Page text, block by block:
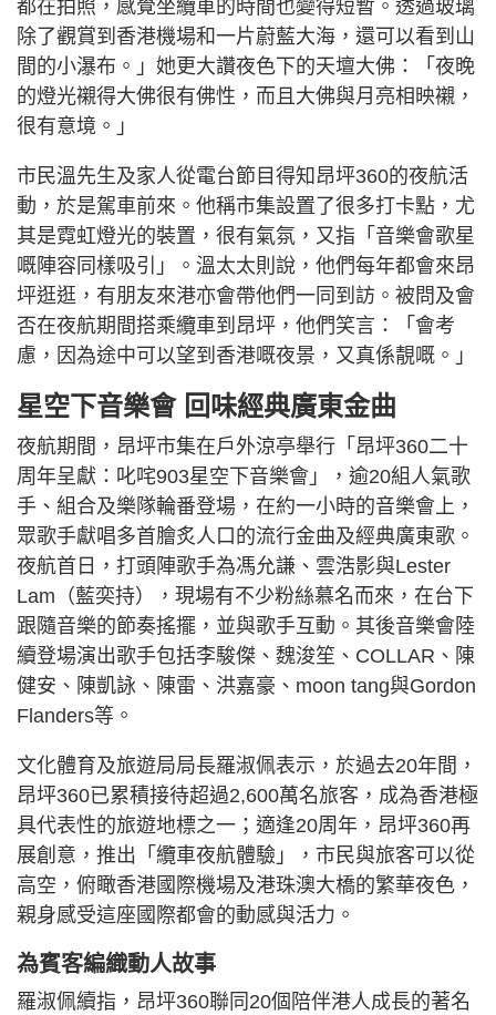
都在拍照，感覺坐纜車的時間也變得短暫。透過玻璃
除了觀賞到香港機場和一片蔚藍大海，還可以看到山
間的小瀑布。」她更大讚夜色下的天壇大佛：「夜晚
的燈光襯得大佛很有佛性，而且大佛與月亮相映襯，
很有意境。」
市民溫先生及家人從電台節目得知昂坪360的夜航活
動，於是駕車前來。他稱市集設置了很多打卡點，尤
其是霓虹燈光的裝置，很有氣氛，又指「音樂會歌星
嘅陣容同樣吸引」。溫太太則說，他們每年都會來昂
坪逛逛，有朋友來港亦會帶他們一同到訪。被問及會
否在夜航期間搭乘纜車到昂坪，他們笑言：「會考
慮，因為途中可以望到香港嘅夜景，又真係靚嘅。」
星空下音樂會 回味經典廣東金曲
夜航期間，昂坪市集在戶外涼亭舉行「昂坪360二十
周年呈獻：叱咤903星空下音樂會」，逾20組人氣歌
手、組合及樂隊輪番登場，在約一小時的音樂會上，
眾歌手獻唱多首膾炙人口的流行金曲及經典廣東歌。
夜航首日，打頭陣歌手為馮允謙、雲浩影與Lester
Lam（藍奕持），現場有不少粉絲慕名而來，在台下
跟隨音樂的節奏搖擺，並與歌手互動。其後音樂會陸
續登場演出歌手包括李駿傑、魏浚笙、COLLAR、陳
健安、陳凱詠、陳雷、洪嘉豪、moon tang與Gordon
Flanders等。
文化體育及旅遊局局長羅淑佩表示，於過去20年間，
昂坪360已累積接待超過2,600萬名旅客，成為香港極
具代表性的旅遊地標之一；適逢20周年，昂坪360再
展創意，推出「纜車夜航體驗」，市民與旅客可以從
高空，俯瞰香港國際機場及港珠澳大橋的繁華夜色，
親身感受這座國際都會的動感與活力。
為賓客編織動人故事
羅淑佩續指，昂坪360聯同20個陪伴港人成長的著名